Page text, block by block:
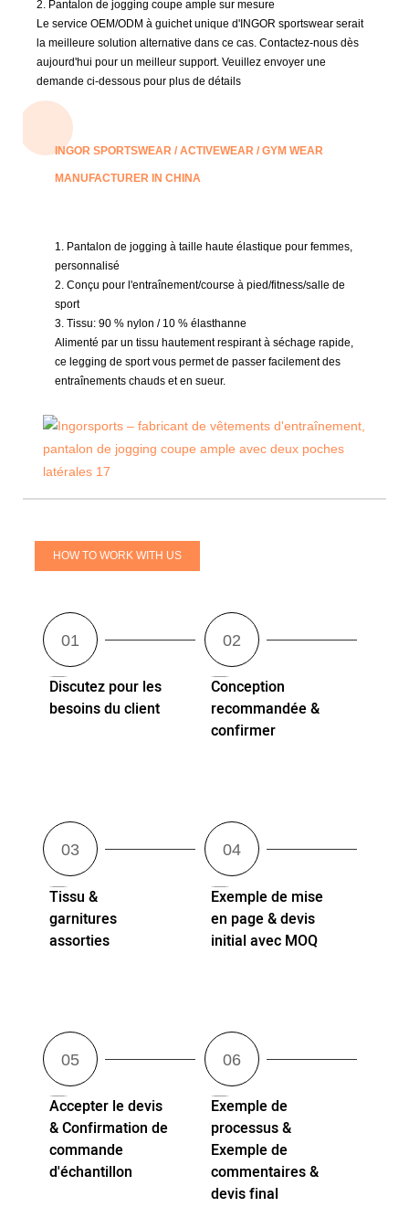
2. Pantalon de jogging coupe ample sur mesure
Le service OEM/ODM à guichet unique d'INGOR sportswear serait
la meilleure solution alternative dans ce cas. Contactez-nous dès
aujourd'hui pour un meilleur support. Veuillez envoyer une
demande ci-dessous pour plus de détails
INGOR SPORTSWEAR / ACTIVEWEAR / GYM WEAR
MANUFACTURER IN CHINA
1. Pantalon de jogging à taille haute élastique pour femmes,
personnalisé
2. Conçu pour l'entraînement/course à pied/fitness/salle de
sport
3. Tissu: 90 % nylon / 10 % élasthanne
Alimenté par un tissu hautement respirant à séchage rapide,
ce legging de sport vous permet de passer facilement des
entraînements chauds et en sueur.
HOW TO WORK WITH US
Discutez pour les
besoins du client
Conception
recommandée &
confirmer
Tissu &
garnitures
assorties
Exemple de mise
en page & devis
initial avec MOQ
Accepter le devis
& Confirmation de
commande
d'échantillon
Exemple de
processus &
Exemple de
commentaires &
devis final